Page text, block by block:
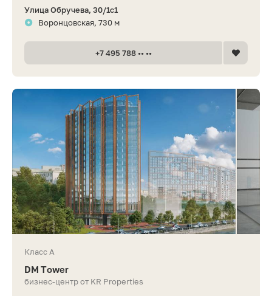
Улица Обручева, 30/1с1
Воронцовская, 730 м
+7 495 788 •• ••
Класс A
DM Tower
бизнес-центр от KR Properties